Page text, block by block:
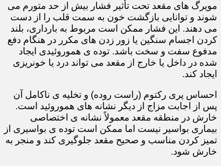
مویرگ های مقعد تحت تأثیر فشار بیش از حد متورم می
شوند و توانایی بازگشت خون به سمت قلب را از دست
می دهند. این فشار ممکن است مربوط به بارداری، بلند
کردن اجسام سنگین یا زور زدن های مکرر در هنگام دفع
مدفوع سفت و سخت باشد. توده ی هموروئیدی ایجاد
شده در داخل یا خارج از مقعد می تواند درد یا خونریزی
ایجاد کند.
احساس پری رکتوم (راست روده) و تخلیه ی ناکامل آن
پس از اجابت مزاج از دیگر نشانه های هموروئید است.
خارش در منطقه مقعد معمولاً نشانه ی اختصاصی
بیماری بواسیر نیست اما ممکن است توده ی بواسیری از
تمیز کردن مناسب و صحیح مقعد جلوگیری کند و منجر به
خارش شود.